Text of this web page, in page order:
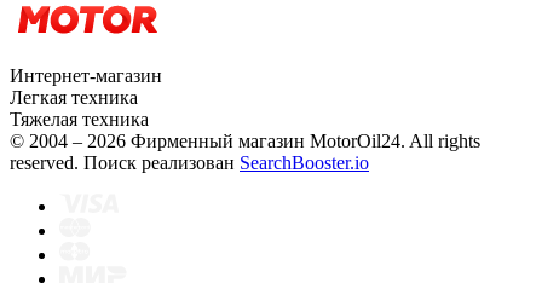
Интернет-магазин
Легкая техника
Тяжелая техника
© 2004 – 2026 Фирменный магазин MotorOil24. All rights
reserved. Поиск реализован SearchBooster.io